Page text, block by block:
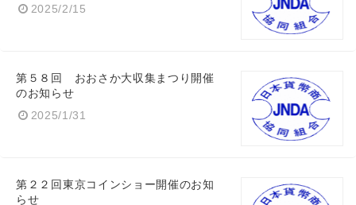
2025/2/15
第５８回 おおさか大収集まつり開催
のお知らせ
2025/1/31
第２２回東京コインショー開催のお知
らせ